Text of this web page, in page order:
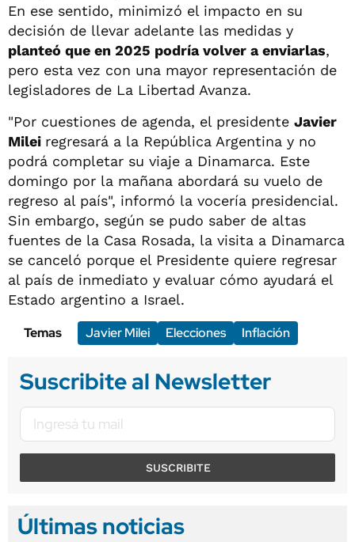
En ese sentido, minimizó el impacto en su
decisión de llevar adelante las medidas y
planteó que en 2025 podría volver a enviarlas,
pero esta vez con una mayor representación de
legisladores de La Libertad Avanza.
"Por cuestiones de agenda, el presidente Javier
Milei regresará a la República Argentina y no
podrá completar su viaje a Dinamarca. Este
domingo por la mañana abordará su vuelo de
regreso al país", informó la vocería presidencial.
Sin embargo, según se pudo saber de altas
fuentes de la Casa Rosada, la visita a Dinamarca
se canceló porque el Presidente quiere regresar
al país de inmediato y evaluar cómo ayudará el
Estado argentino a Israel.
Temas
Javier Milei Elecciones Inflación
Suscribite al Newsletter
SUSCRIBITE
Últimas noticias